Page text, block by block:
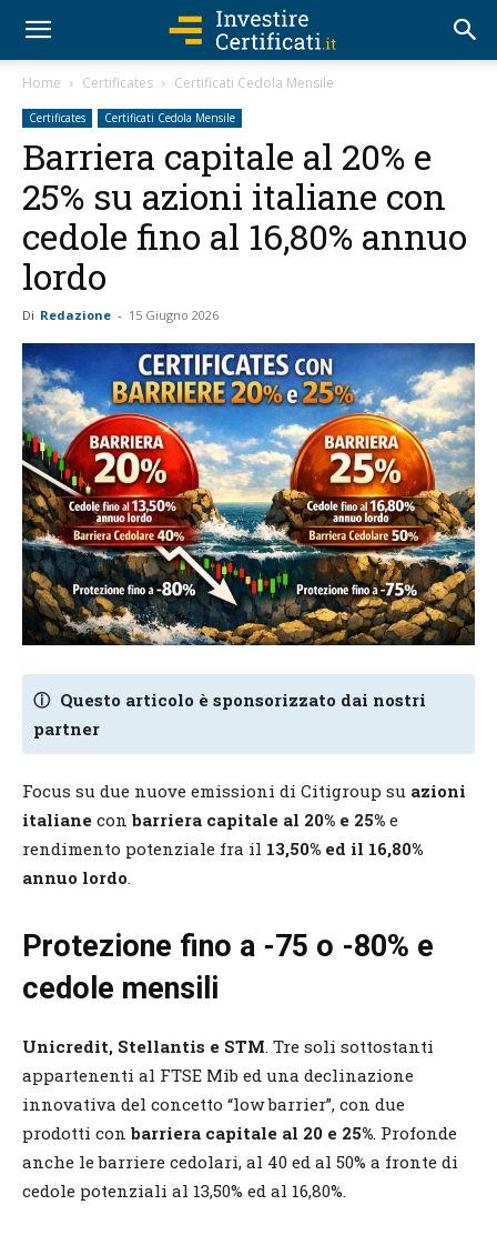
Home Certificates Certificati Cedola Mensile
Certificates Certificati Cedola Mensile
Barriera capitale al 20% e
25% su azioni italiane con
cedole fino al 16,80% annuo
lordo
Di Redazione - 15 Giugno 2026
ⓘ Questo articolo è sponsorizzato dai nostri
partner
Focus su due nuove emissioni di Citigroup su azioni
italiane conbarriera capitale al 20% e 25% e
rendimento potenziale fra il 13,50% ed il 16,80%
annuo lordo.
Protezione fino a -75 o -80% e
cedole mensili
Unicredit, Stellantis e STM. Tre soli sottostanti
appartenenti al FTSE Mib ed una declinazione
innovativa del concetto “low barrier”, con due
prodotti conbarriera capitale al 20 e 25%. Profonde
anche le barriere cedolari, al 40 ed al 50% a fronte di
cedole potenziali al 13,50% ed al 16,80%.